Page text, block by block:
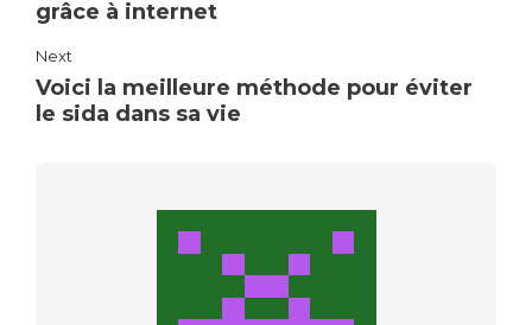
grâce à internet
Next
Voici la meilleure méthode pour éviter
le sida dans sa vie